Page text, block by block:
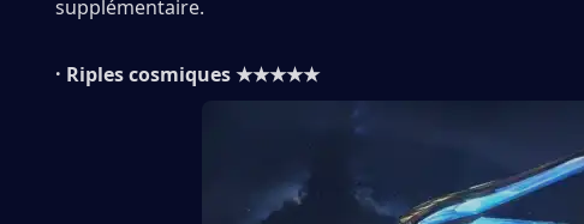
supplémentaire.
· Riples cosmiques ★★★★★